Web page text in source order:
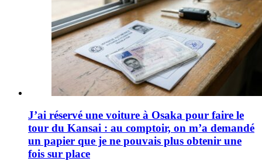
J’ai réservé une voiture à Osaka pour faire le
tour du Kansai : au comptoir, on m’a demandé
un papier que je ne pouvais plus obtenir une
fois sur place